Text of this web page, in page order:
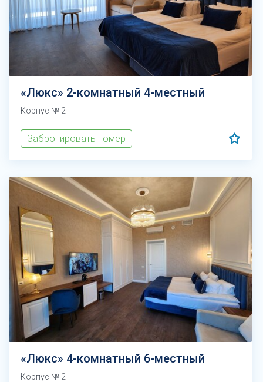
«Люкс» 2-комнатный 4-местный
Корпус № 2
Забронировать номер
«Люкс» 4-комнатный 6-местный
Корпус № 2